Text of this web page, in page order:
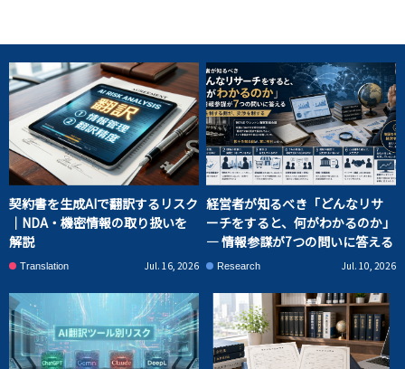
契約書を生成AIで翻訳するリスク
｜NDA・機密情報の取り扱いを
解説
Translation Jul. 16, 2026
経営者が知るべき「どんなリサ
ーチをすると、何がわかるのか」
― 情報参謀が7つの問いに答える
Research Jul. 10, 2026